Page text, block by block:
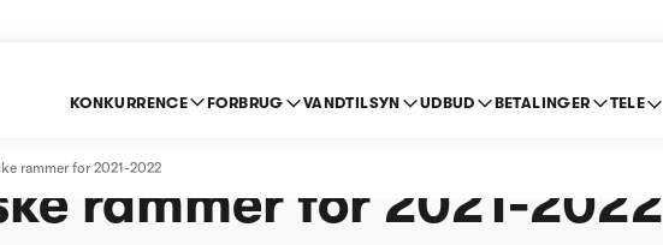
KONKURRENCE FORBRUG VANDTILSYN UDBUD BETALINGER TELE
rammer for 2021-2022
rammer for 2021-2022